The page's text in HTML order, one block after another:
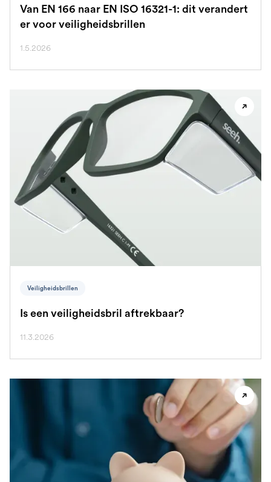
Van EN 166 naar EN ISO 16321-1: dit verandert
er voor veiligheidsbrillen
1.5.2026
Veiligheidsbrillen
Is een veiligheidsbril aftrekbaar?
11.3.2026